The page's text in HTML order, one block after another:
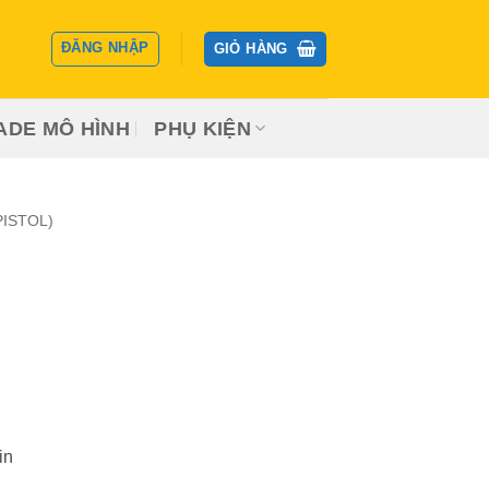
ĐĂNG NHẬP GIỎ HÀNG
MÔ HÌNH PHỤ KIỆN